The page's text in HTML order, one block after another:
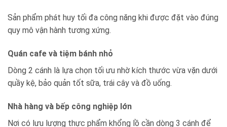
Sản phẩm phát huy tối đa công năng khi được đặt vào đúng
quy mô vận hành tương xứng.
Quán cafe và tiệm bánh nhỏ
Dòng 2 cánh là lựa chọn tối ưu nhờ kích thước vừa vặn dưới
quầy kệ, bảo quản tốt sữa, trái cây và đồ uống.
Nhà hàng và bếp công nghiệp lớn
Nơi có lưu lượng thực phẩm khổng lồ cần dòng 3 cánh để